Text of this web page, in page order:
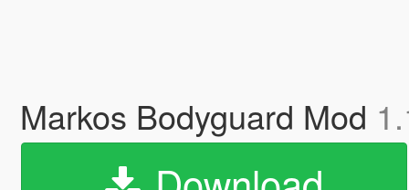
Markos Bodyguard Mod